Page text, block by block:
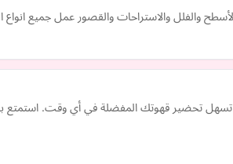
والاستراحات والقصور عمل جميع انواع
تسهل تحضير قهوتك المفضلة في أي وقت. استمتع